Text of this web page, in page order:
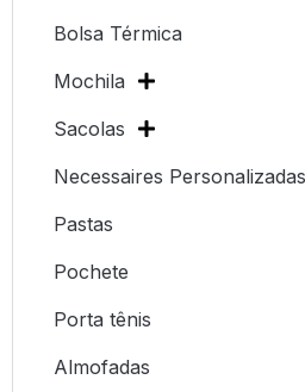
Bolsa Térmica
Mochila
Sacolas
Necessaires
Pastas
Pochete
Porta tênis
Almofadas